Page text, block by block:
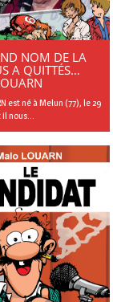
NOM DE LA
A QUITTÉS…
est né à Melun (77), le 29
nous...